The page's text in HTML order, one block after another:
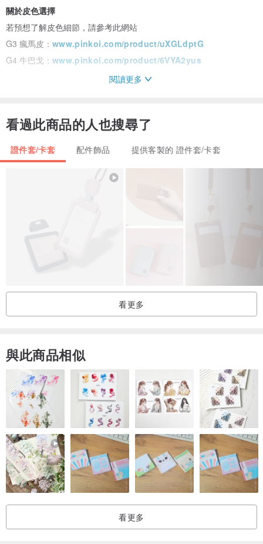
關於皮色選擇
若預想了解皮色細節，請參考此網站
G3 瘋馬皮： www.pinkoi.com/product/uXGLdptG
G4 牛巴戈： www.pinkoi.com/product/6VYA2yus
閱讀更多
看過此商品的人也搜尋了
證件套/卡套 配件飾品 提供客製的 證件套/卡套
看更多
與此商品相似
看更多